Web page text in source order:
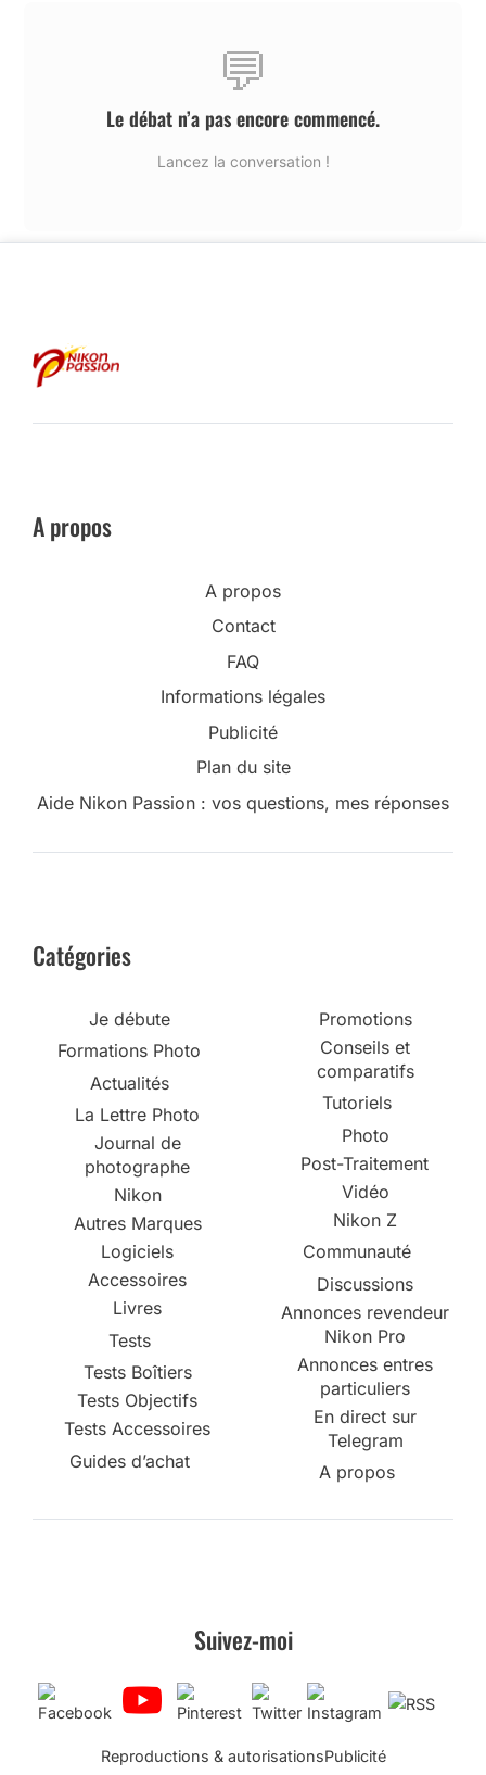
💬
Le débat n’a pas encore commencé.
Lancez la conversation !
A propos
A propos
Contact
FAQ
Informations légales
Publicité
Plan du site
Aide Nikon Passion : vos questions, mes réponses
Catégories
Je débute
Formations Photo
Actualités
La Lettre Photo
Journal de
photographe
Nikon
Autres Marques
Logiciels
Accessoires
Livres
Tests
Tests Boîtiers
Tests Objectifs
Tests Accessoires
Guides d’achat
Promotions
Conseils et
comparatifs
Tutoriels
Photo
Post-Traitement
Vidéo
Nikon Z
Communauté
Discussions
Annonces revendeur
Nikon Pro
Annonces entres
particuliers
En direct sur
Telegram
A propos
Suivez-moi
Reproductions & autorisationsPublicité